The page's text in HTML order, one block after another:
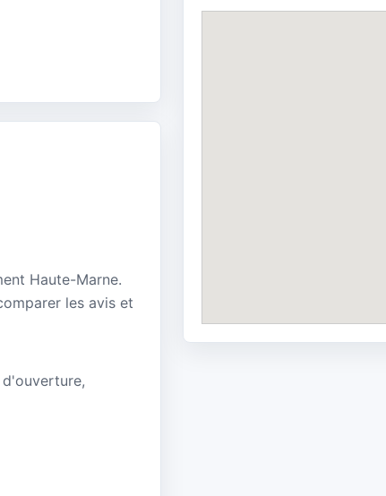
Haute-Marne.
les avis et